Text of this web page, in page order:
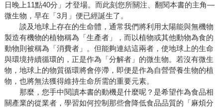
日晚上11點40分」才登場。而此刻您所關注、翻閱本書的主角—
微生物，早在「3月」便已經誕生了。
談及地球上存在的生命體，通常我們將利用太陽能與無機物
製造有機物的植物稱為「生產者」，而以植物或其他動物為食的
動物則被稱為「消費者」。但能夠連結這兩者，使地球上的生命
與環境持續循環的，正是作為「分解者」的微生物。若沒有微生
物，地球上的物質循環將會停滯，即便是作為自營營養生物的植
物，也將無法獲得維持生命所需的重要元素。
那麼，您手中閱讀本書的動機是什麼呢？是希望作為食品相
關產業的從業者，學習如何控制那些會降低食品品質的「麻煩分